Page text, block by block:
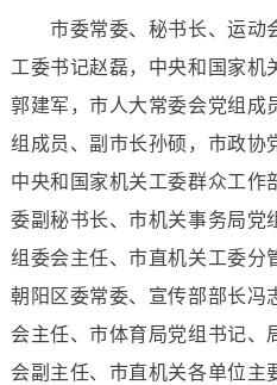
市委常委、秘书长、运动
工委书记赵磊，中央和国家机
郭建军，市人大常委会党组成
组成员、副市长孙硕，市政协
中央和国家机关工委群众工作
委副秘书长、市机关事务局党
组委会主任、市直机关工委分
朝阳区委常委、宣传部部长冯
会主任、市体育局党组书记、
会副主任、市直机关各单位主